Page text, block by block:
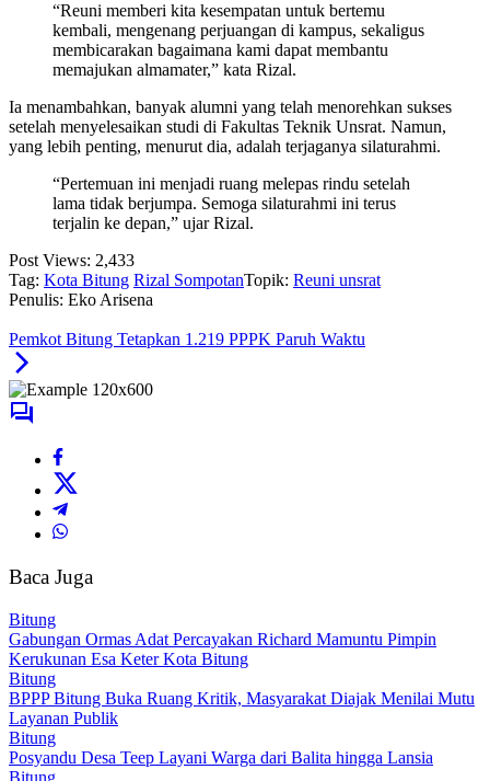
“Reuni memberi kita kesempatan untuk bertemu
kembali, mengenang perjuangan di kampus, sekaligus
membicarakan bagaimana kami dapat membantu
memajukan almamater,” kata Rizal.
Ia menambahkan, banyak alumni yang telah menorehkan sukses
setelah menyelesaikan studi di Fakultas Teknik Unsrat. Namun,
yang lebih penting, menurut dia, adalah terjaganya silaturahmi.
“Pertemuan ini menjadi ruang melepas rindu setelah
lama tidak berjumpa. Semoga silaturahmi ini terus
terjalin ke depan,” ujar Rizal.
Post Views: 2,433
Tag: Kota Bitung Rizal SompotanTopik: Reuni unsrat
Penulis: Eko Arisena
Pemkot Bitung Tetapkan 1.219 PPPK Paruh Waktu
Baca Juga
Bitung
Gabungan Ormas Adat Percayakan Richard Mamuntu Pimpin
Kerukunan Esa Keter Kota Bitung
Bitung
BPPP Bitung Buka Ruang Kritik, Masyarakat Diajak Menilai Mutu
Layanan Publik
Bitung
Posyandu Desa Teep Layani Warga dari Balita hingga Lansia
Bitung